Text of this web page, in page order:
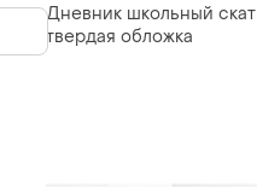
Дневник школьный скат
твердая обложка